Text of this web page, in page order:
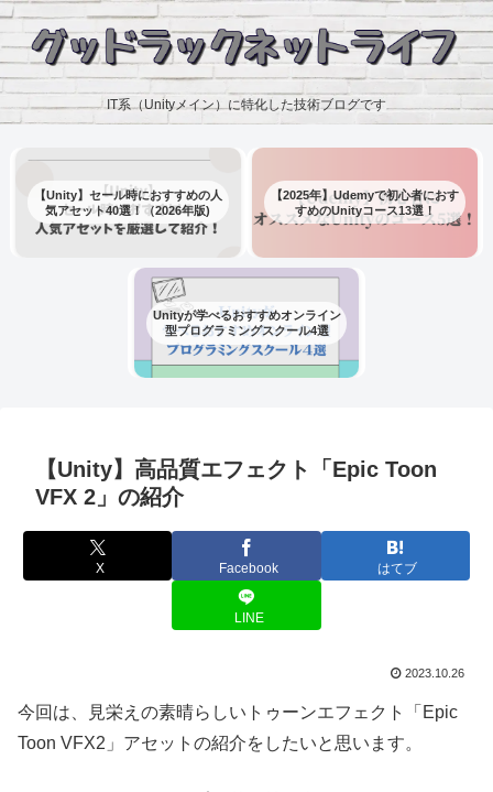
IT系（Unityメイン）に特化した技術ブログです
【Unity】セール時におすすめの人
気アセット40選！（2026年版)
【2025年】Udemyで初心者におす
すめのUnityコース13選！
Unityが学べるおすすめオンライン
型プログラミングスクール4選
【Unity】高品質エフェクト「Epic Toon
VFX 2」の紹介
X Facebook はてブ
LINE
2023.10.26
今回は、見栄えの素晴らしいトゥーンエフェクト「Epic
Toon VFX2」アセットの紹介をしたいと思います。